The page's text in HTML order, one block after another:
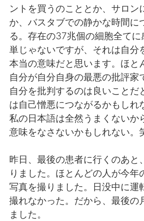
English 简体中文
繁體中文 Español
العربية Français
Deutsch 한국어
Русский ไทย
Türkçe Tiếng Việt
Português
ントを買うのこととか、サロン
か、バスタブでの静かな時間に
る。存在の37兆個の細胞全て
単じゃないですが、それは自分
本当の意味だと思います。ほと
自分が自分自身の最悪の批評家
自分を批判するのは良いことだ
は自己憎悪につながるかもしれ
私の日本語は全然うまくないか
意味をなさないかもしれない。
昨日、最後の患者に行くのあと
りました。ほとんどの人が今年
写真を撮りました。日没中に運
撮れなかった。だから、最後の
ました。